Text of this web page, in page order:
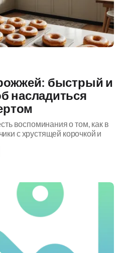
быстрый и
насладиться
воспоминания о том, как в
с хрустящей корочкой и